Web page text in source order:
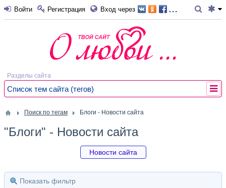
Войти Регистрация Вход через ...
Разделы сайта
Список тем сайта (тегов)
Поиск по тегам Блоги - Новости сайта
"Блоги" - Новости сайта
Новости сайта
Показать фильтр